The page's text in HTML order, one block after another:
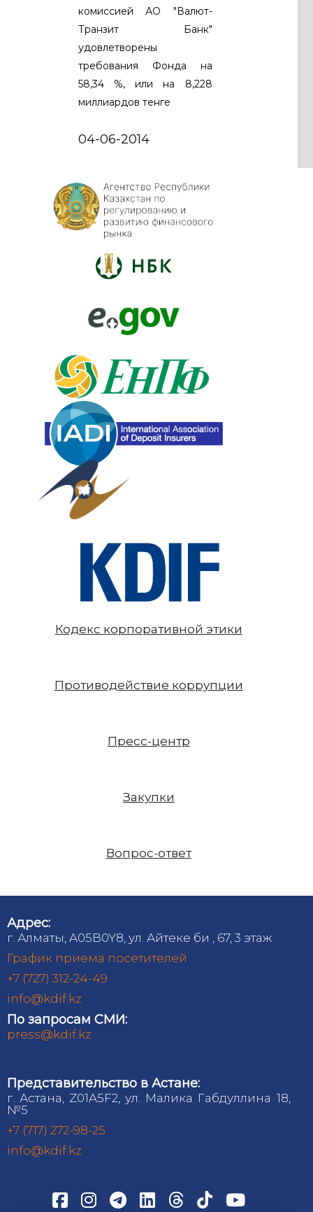
комиссией АО "Валют-
Транзит Банк"
удовлетворены
требования Фонда на
58,34 %, или на 8,228
миллиардов тенге
04-06-2014
Кодекс корпоративной этики
Противодействие коррупции
Пресс-центр
Закупки
Вопрос-ответ
Адрес:
г. Алматы, A05B0Y8, ул. Айтеке би , 67, 3 этаж
График приема посетителей
+7 (727) 312-24-49
info@kdif.kz
По запросам СМИ:
press@kdif.kz
Представительство в Астане:
г. Астана, Z01A5F2, ул. Малика Габдуллина 18,
№5
+7 (717) 272-98-25
info@kdif.kz